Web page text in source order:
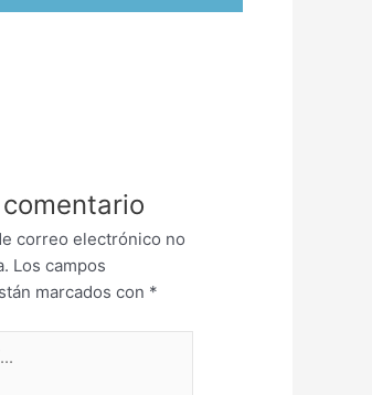
correo electrónico no
Los campos
marcados con *